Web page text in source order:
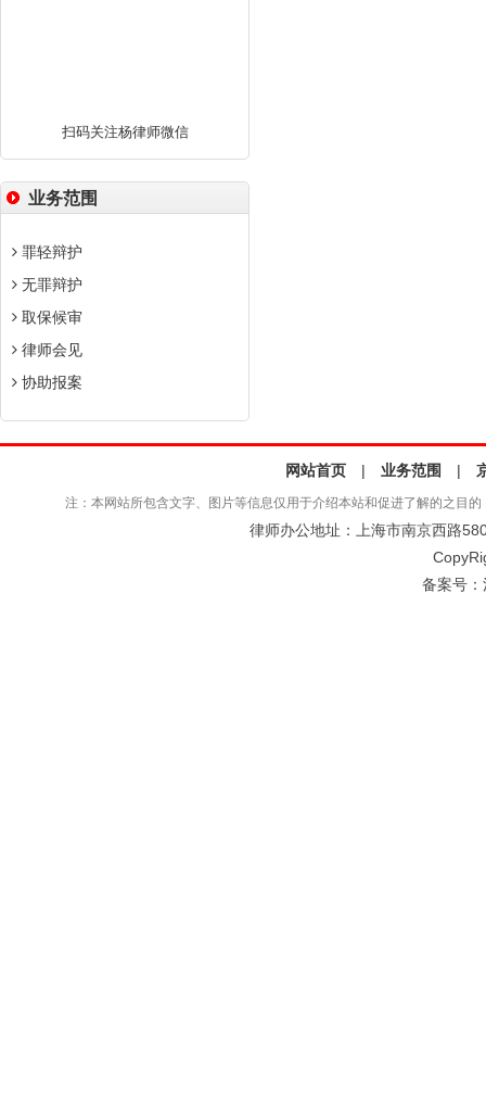
扫码关注杨律师微信
业务范围
罪轻辩护
无罪辩护
取保候审
律师会见
协助报案
网站首页 | 业务范围 |
注：本网站所包含文字、图片等信息仅用于介绍本站和促进了解的之目
律师办公地址：上海市南京西路
备案号：